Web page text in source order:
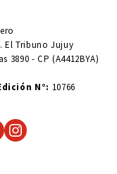
El Tribuno Jujuy
3890 - CP (A4412BYA)
N°: 10766